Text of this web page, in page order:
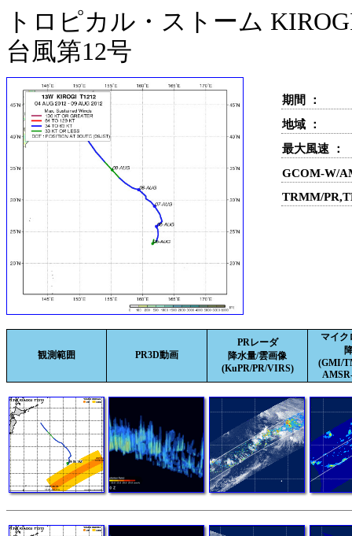
トロピカル・ストーム
台風第12号
期間 ：
地域 ：
最大風速 ：
GCOM-W/
TRMM/
観測範囲 PR3D動画
PRレーダ
降水量/雲画像
(KuPR/PR/VIRS)
マイク
(GMI/